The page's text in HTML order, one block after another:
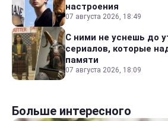
настроения
07 августа 2026, 18:49
С ними не уснешь до
сериалов, которые
памяти
07 августа 2026, 18:09
Больше интересного